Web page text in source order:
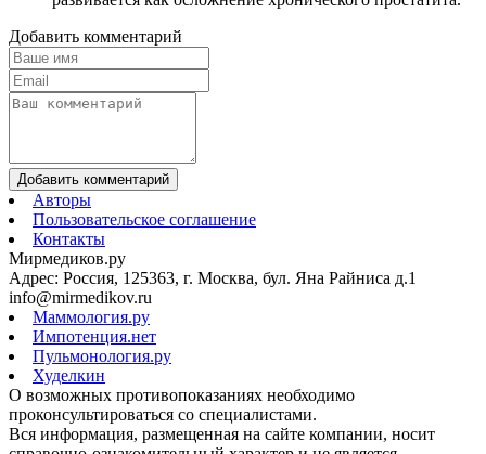
Добавить комментарий
Добавить комментарий
Авторы
Пользовательское соглашение
Контакты
Мирмедиков.ру
Адрес: Россия, 125363, г. Москва, бул. Яна Райниса д.1
info@mirmedikov.ru
Маммология.ру
Импотенция.нет
Пульмонология.ру
Худелкин
О возможных противопоказаниях необходимо
проконсультироваться со специалистами.
Вся информация, размещенная на сайте компании, носит